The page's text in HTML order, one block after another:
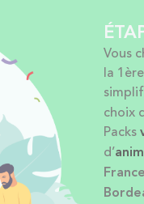
Vous
la
choix
Packs
d’
France